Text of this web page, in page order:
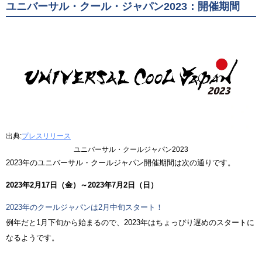
ユニバーサル・クール・ジャパン2023：開催期間
出典:プレスリリース
ユニバーサル・クールジャパン2023
2023年のユニバーサル・クールジャパン開催期間は次の通りです。
2023年2月17日（金）～2023年7月2日（日）
2023年のクールジャパンは2月中旬スタート！
例年だと1月下旬から始まるので、2023年はちょっぴり遅めのスタートに
なるようです。